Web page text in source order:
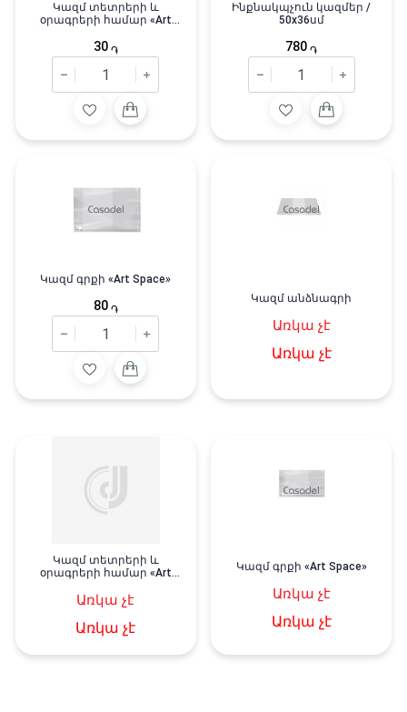
Կազմ տետրերի և
օրագրերի համար «Art
30 ֏
Ինքնակպչուն կազմեր /
50x36սմ
780 ֏
Կազմ գրքի «Art Space»
80 ֏
Կազմ անձնագրի
Առկա չէ
Առկա չէ
Կազմ տետրերի և
օրագրերի համար «Art
Առկա չէ
Առկա չէ
Կազմ գրքի «Art Space»
Առկա չէ
Առկա չէ